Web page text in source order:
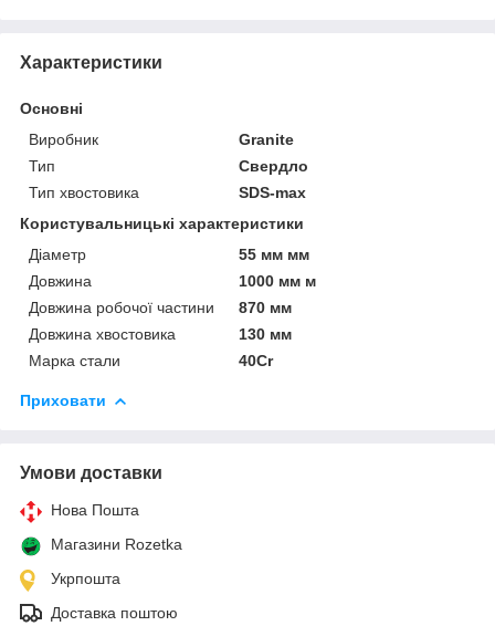
Характеристики
Основні
Виробник
Granite
Тип
Свердло
Тип хвостовика
SDS-max
Користувальницькі характеристики
Діаметр
55 мм мм
Довжина
1000 мм м
Довжина робочої частини
870 мм
Довжина хвостовика
130 мм
Марка стали
40Cr
Приховати
Умови доставки
Нова Пошта
Магазини Rozetka
Укрпошта
Доставка поштою